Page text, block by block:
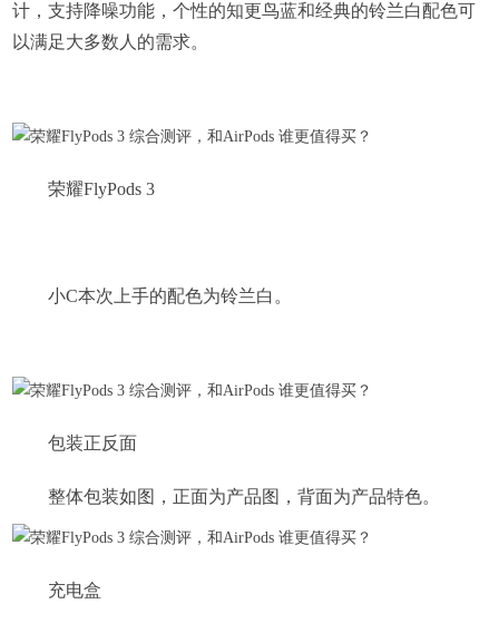
计，支持降噪功能，个性的知更鸟蓝和经典的铃兰白配色可
以满足大多数人的需求。
荣耀FlyPods 3
小C本次上手的配色为铃兰白。
包装正反面
整体包装如图，正面为产品图，背面为产品特色。
充电盒